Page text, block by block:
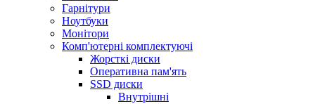
Гарнітури
Ноутбуки
Монітори
Комп'ютерні комплектуючі
Жорсткі диски
Оперативна пам'ять
SSD диски
Внутрішні